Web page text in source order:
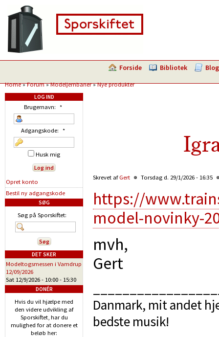
Forside Bibliotek Blog
Home»Forum»Modeljernbaner»Nye produkter
Skrevet af Gert Torsdag d. 29/1/2026 - 16:35
https://
model-novinky-
mvh,
Gert
Danmark, mit andet
bedste musik!
LOG IND
Brugernavn: *
Adgangskode: *
Husk mig
Opret konto
Bestil ny adgangskode
SØG
Søg på Sporskiftet:
DET SKER
Modeltogsmessen i Vamdrup
12/09/2026
Sat 12/9/2026 - 10:00 - 15:30
DONÉR
Hvis du vil hjælpe med
den videre udvikling af
Sporskiftet, har du
mulighed for at donere et
beløb her: